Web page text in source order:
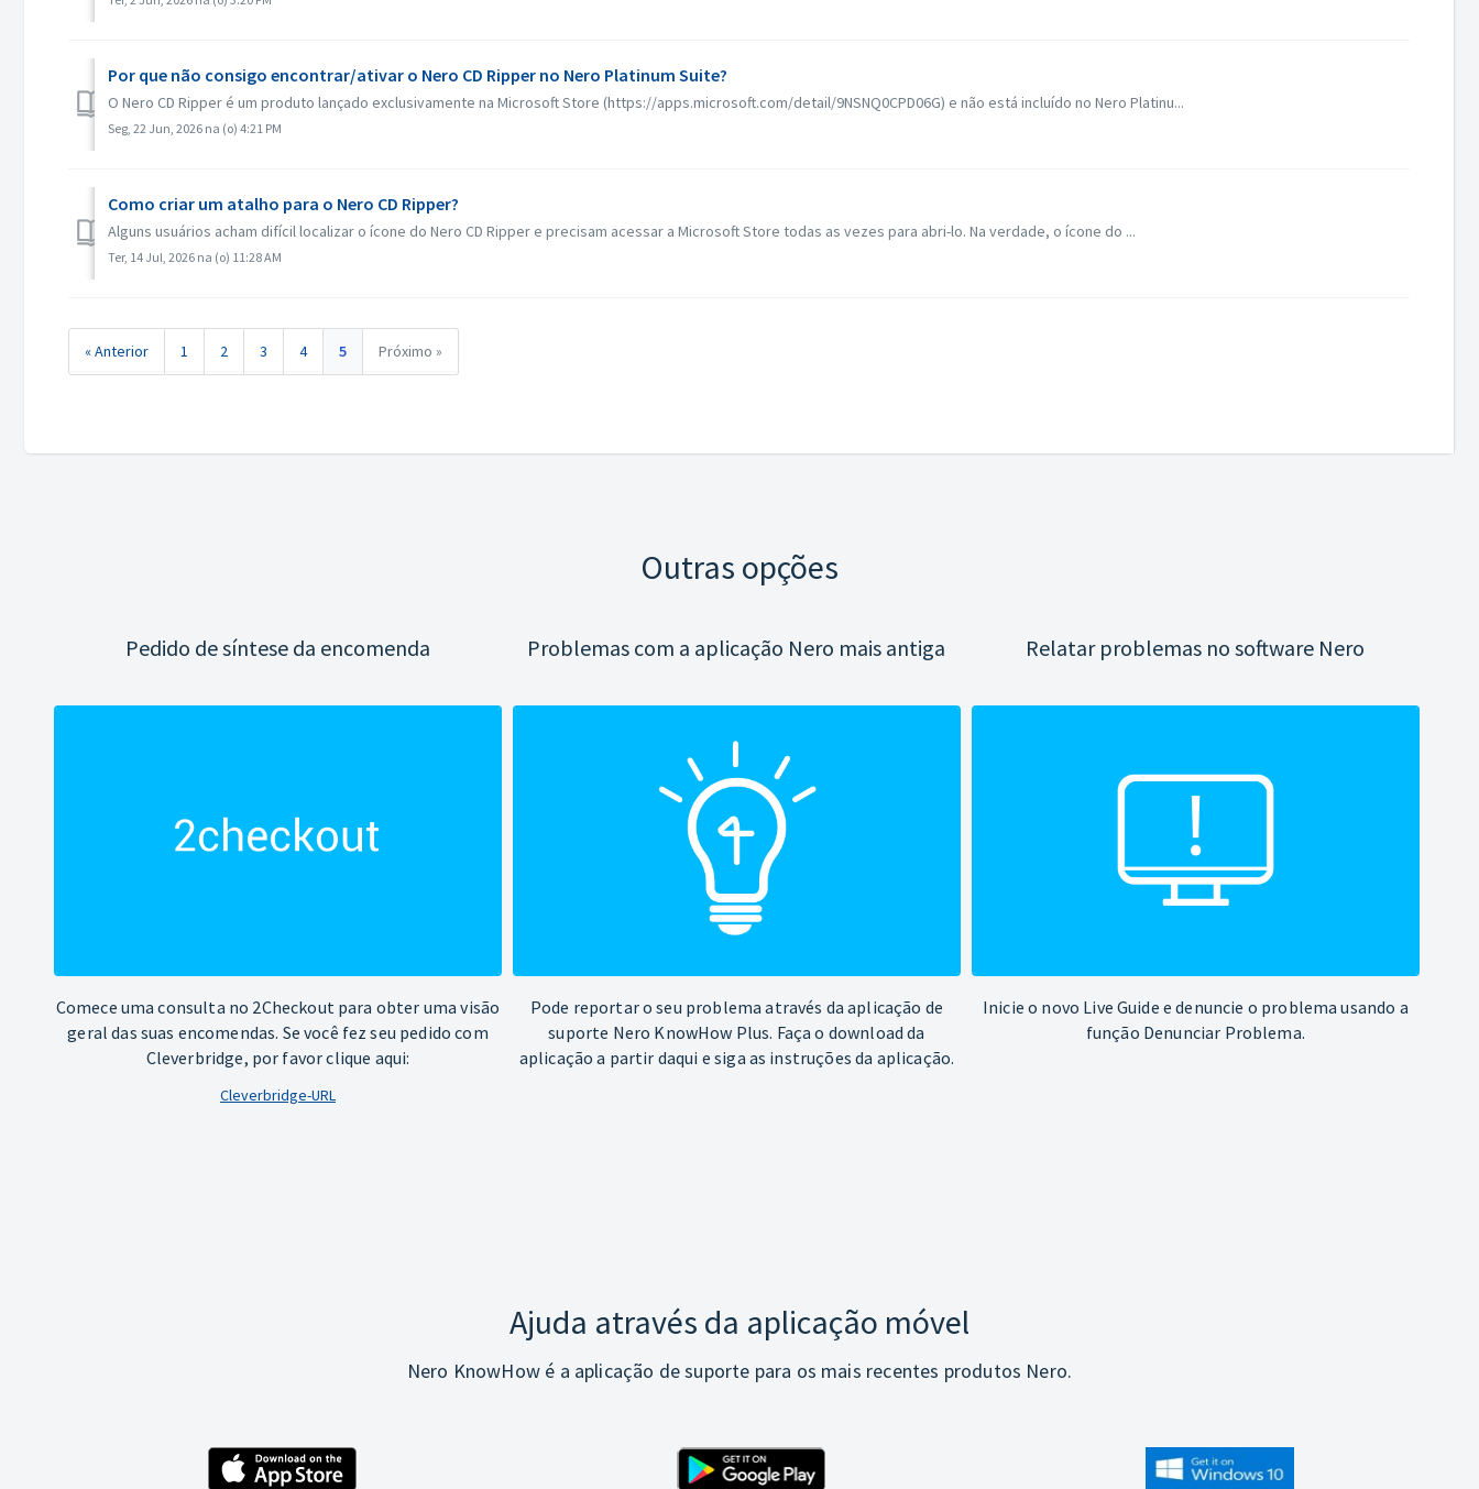
Por que não consigo encontrar/ativar o Nero CD Ripper no Nero Platinum Suite?
O Nero CD Ripper é um produto lançado exclusivamente na Microsoft Store (https://apps.microsoft.com/detail/9NSNQ0CPD06G) e não está incluído no Nero Platinu...
Seg, 22 Jun, 2026 na (o) 4:21 PM
Como criar um atalho para o Nero CD Ripper?
Alguns usuários acham difícil localizar o ícone do Nero CD Ripper e precisam acessar a Microsoft Store todas as vezes para abri-lo. Na verdade, o ícone do ...
Ter, 14 Jul, 2026 na (o) 11:28 AM
« Anterior 1 2 3 4 5 Próximo »
Outras opções
Pedido de síntese da encomenda
Comece uma consulta no 2Checkout para obter uma visão
geral das suas encomendas. Se você fez seu pedido com
Cleverbridge, por favor clique aqui:
Cleverbridge-URL
Problemas com a aplicação Nero mais antiga
Pode reportar o seu problema através da aplicação de
suporte Nero KnowHow Plus. Faça o download da
aplicação a partir daqui e siga as instruções da aplicação.
Relatar problemas no software Nero
Inicie o novo Live Guide e denuncie o problema usando a
função Denunciar Problema.
Ajuda através da aplicação móvel
Nero KnowHow é a aplicação de suporte para os mais recentes produtos Nero.